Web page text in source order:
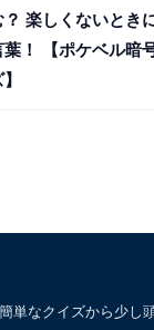
？ 楽しくないとき
葉！ 【ポケベル暗
単なクイズから少し